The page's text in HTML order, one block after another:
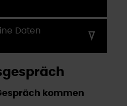
Daten
kommen